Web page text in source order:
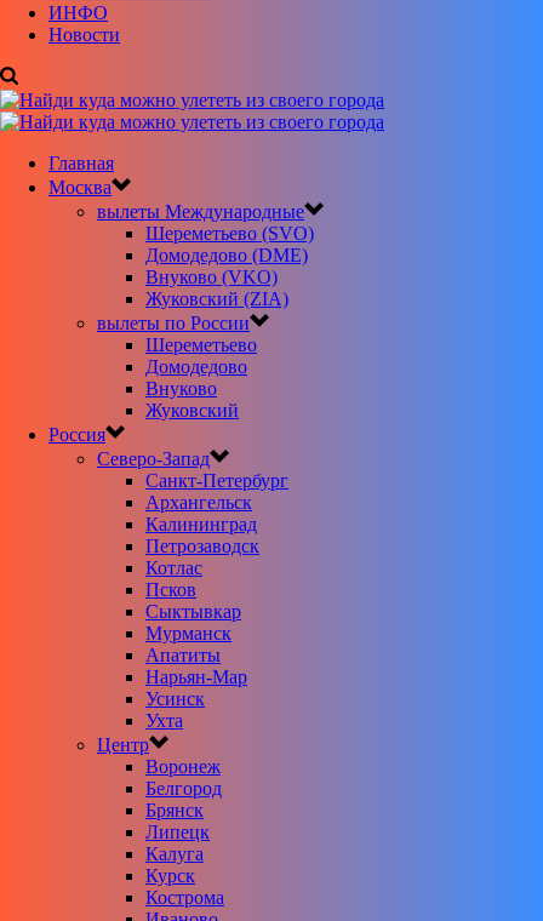
ИНФО
Новости
Главная
Москва
вылеты Международные
Шереметьево (SVO)
Домодедово (DME)
Внуково (VKO)
Жуковский (ZIA)
вылеты по России
Шереметьево
Домодедово
Внуково
Жуковский
Россия
Северо-Запад
Санкт-Петербург
Архангельск
Калининград
Петрозаводск
Котлас
Псков
Сыктывкар
Мурманск
Апатиты
Нарьян-Мар
Усинск
Ухта
Центр
Воронеж
Белгород
Брянск
Липецк
Калуга
Курск
Кострома